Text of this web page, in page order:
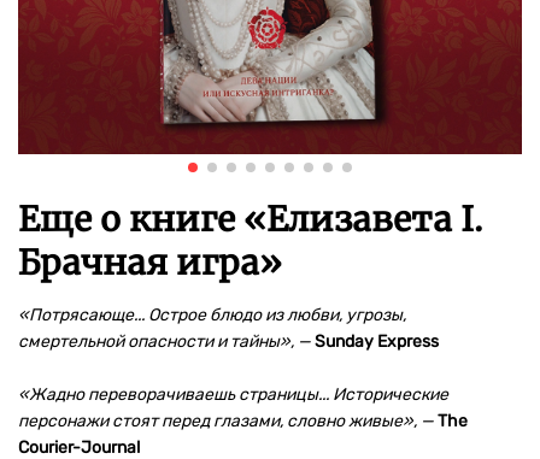
Еще о книге «Елизавета I.
Брачная игра»
«Потрясающе... Острое блюдо из любви, угрозы,
смертельной опасности и тайны», —Sunday Express
«Жадно переворачиваешь страницы... Исторические
персонажи стоят перед глазами, словно живые», —The
Courier-Journal